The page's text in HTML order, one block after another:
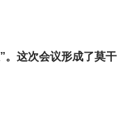
。这次会议形成了莫干